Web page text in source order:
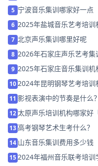
5 宁波音乐集训哪家好一点
6 2025年盐城音乐艺考培训
7 北京声乐集训哪里好呢
8 2026年石家庄声乐艺考集
9 2025年石家庄音乐集训机
10 2024年昆明钢琴艺考培训
11 影视表演中的节奏是什么？
12太原声乐培训机构哪家好
13高考钢琴艺术生考什么？
14 山东音乐集训费用多少钱
15 2024年福州音乐联考培训